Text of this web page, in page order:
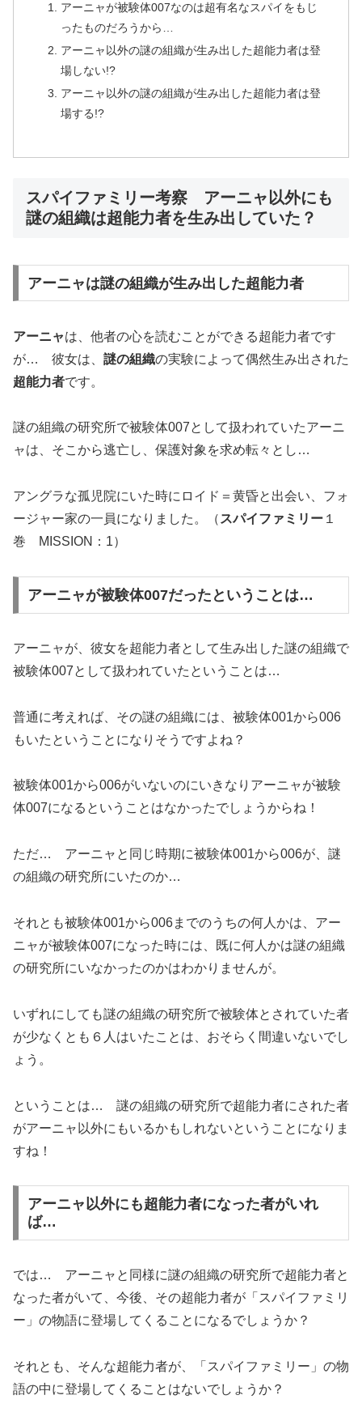
アーニャが被験体007なのは超有名なスパイをもじ
ったものだろうから…
アーニャ以外の謎の組織が生み出した超能力者は登
場しない!?
アーニャ以外の謎の組織が生み出した超能力者は登
場する!?
スパイファミリー考察 アーニャ以外にも
謎の組織は超能力者を生み出していた？
アーニャは謎の組織が生み出した超能力者
アーニャは、他者の心を読むことができる超能力者です
が… 彼女は、 謎の組織の実験によって偶然生み出された
超能力者です。
謎の組織の研究所で被験体007として扱われていたアーニ
ャは、そこから逃亡し、保護対象を求め転々とし…
アングラな孤児院にいた時にロイド＝黄昏と出会い、フォ
ージャー家の一員になりました。（ スパイファミリー １
巻 MISSION：1）
アーニャが被験体007だったということは…
アーニャが、彼女を超能力者として生み出した謎の組織で
被験体007として扱われていたということは…
普通に考えれば、その謎の組織には、被験体001から006
もいたということになりそうですよね？
被験体001から006がいないのにいきなりアーニャが被験
体007になるということはなかったでしょうからね！
ただ… アーニャと同じ時期に被験体001から006が、謎
の組織の研究所にいたのか…
それとも被験体001から006までのうちの何人かは、アー
ニャが被験体007になった時には、既に何人かは謎の組織
の研究所にいなかったのかはわかりませんが。
いずれにしても謎の組織の研究所で被験体とされていた者
が少なくとも６人はいたことは、おそらく間違いないでし
ょう。
ということは… 謎の組織の研究所で超能力者にされた者
がアーニャ以外にもいるかもしれないということになりま
すね！
アーニャ以外にも超能力者になった者がいれ
ば…
では… アーニャと同様に謎の組織の研究所で超能力者と
なった者がいて、今後、その超能力者が「スパイファミリ
ー」の物語に登場してくることになるでしょうか？
それとも、そんな超能力者が、「スパイファミリー」の物
語の中に登場してくることはないでしょうか？